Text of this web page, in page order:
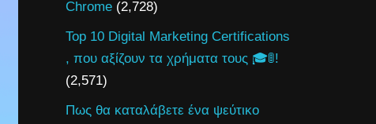
Chrome (2,728)
Top 10 Digital Marketing Certifications
, που αξίζουν τα χρήματα τους 🎓🚦!
(2,571)
Πως θα καταλάβετε ένα ψεύτικο